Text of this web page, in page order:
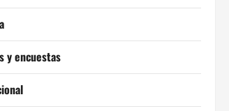
y encuestas